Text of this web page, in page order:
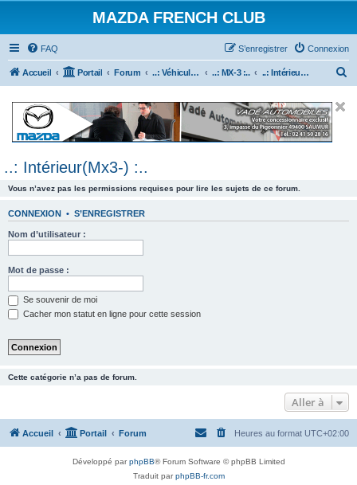
MAZDA FRENCH CLUB
FAQ Connexion
S’enregistrer
Accueil Portail Forum ..: Véhicules Mazda ancien (<2003) :.. ..: MX-3 :.. ..: Intérieur(Mx3-) :..
e
..: Intérieur(Mx3-) :..
Vous n’avez pas les permissions requises pour lire les sujets de ce forum.
CONNEXION • S’ENREGISTRER
Nom d’utilisateur :
Mot de passe :
Se souvenir de moi
Cacher mon statut en ligne pour cette session
Cette catégorie n’a pas de forum.
Aller à
Accueil Portail Forum Heures au format UTC+02:00
Développé parphpBB® Forum Software © phpBB Limited
Traduit parphpBB-fr.com